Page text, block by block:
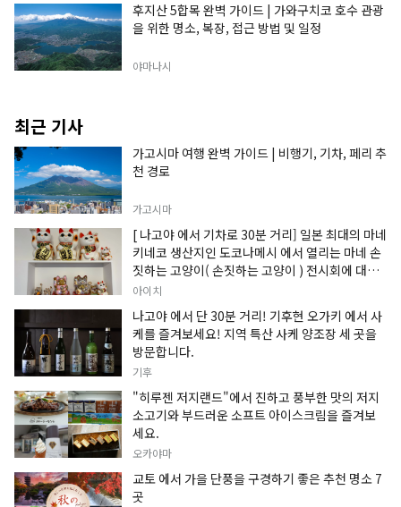
후지산 5합목 완벽 가이드 | 가와구치코 호수 관광
을 위한 명소, 복장, 접근 방법 및 일정
야마나시
최근 기사
가고시마 여행 완벽 가이드 | 비행기, 기차, 페리 추
천 경로
가고시마
[ 나고야 에서 기차로 30분 거리] 일본 최대의 마네
키네코 생산지인 도코나메시 에서 열리는 마네 손
짓하는 고양이( 손짓하는 고양이 ) 전시회에 대한
정보입니다.
아이치
나고야 에서 단 30분 거리! 기후현 오가키 에서 사
케를 즐겨보세요! 지역 특산 사케 양조장 세 곳을
방문합니다.
기후
"히루젠 저지랜드"에서 진하고 풍부한 맛의 저지
소고기와 부드러운 소프트 아이스크림을 즐겨보
세요.
오카야마
교토 에서 가을 단풍을 구경하기 좋은 추천 명소 7
곳